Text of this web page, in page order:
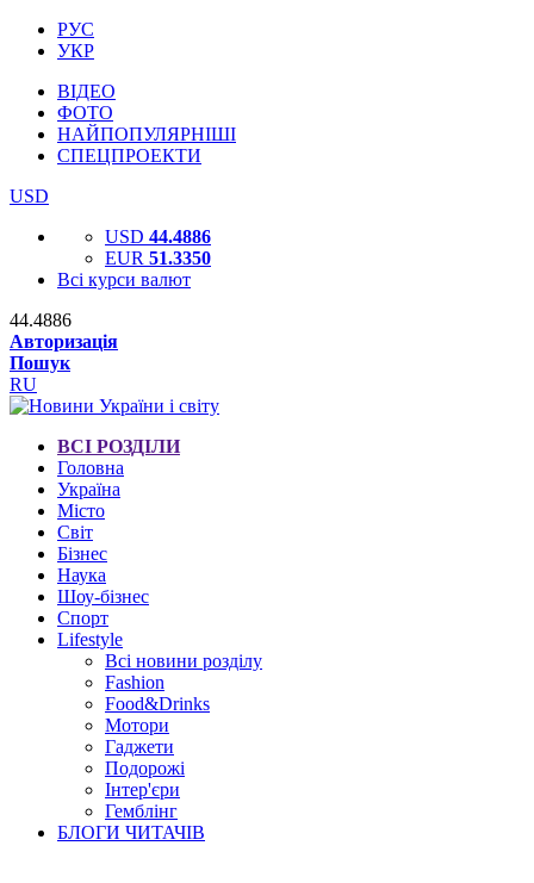
РУС
УКР
ВІДЕО
ФОТО
НАЙПОПУЛЯРНІШІ
СПЕЦПРОЕКТИ
USD
USD 44.4886
EUR 51.3350
Всі курси валют
44.4886
Авторизація
Пошук
RU
ВСІ РОЗДІЛИ
Головна
Україна
Місто
Світ
Бізнес
Наука
Шоу-бізнес
Спорт
Lifestyle
Всі новини розділу
Fashion
Food&Drinks
Мотори
Гаджети
Подорожі
Інтер'єри
Гемблінг
БЛОГИ ЧИТАЧІВ